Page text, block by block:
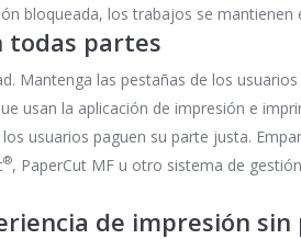
bloqueada, los trabajos se
todas partes
Mantenga las pestañas de los
usan la aplicación de impresión e
usuarios paguen su parte justa.
®, PaperCut MF u otro sistema de
de impresión sin